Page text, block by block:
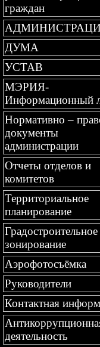
граждан
ДУМА
УСТАВ
МЭРИЯ-
Информационный
Нормативно –
документы
администрации
Отчеты отделов и
комитетов
Территориальное
планирование
Градостроительное
зонирование
Аэрофотосъёмка
Руководители
Контактная
деятельность